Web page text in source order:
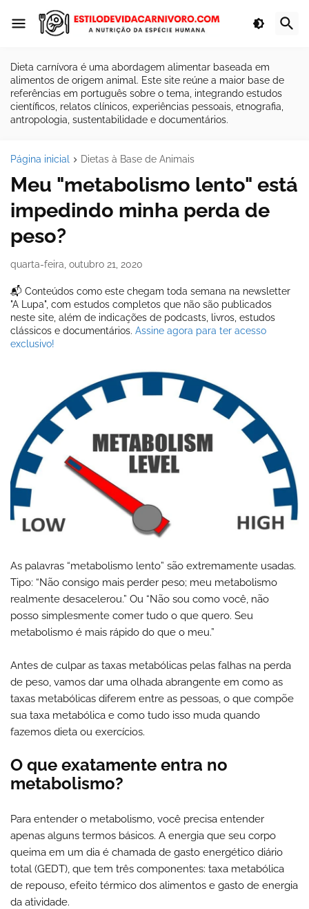
Dieta carnívora é uma abordagem alimentar baseada em
alimentos de origem animal. Este site reúne a maior base de
referências em português sobre o tema, integrando estudos
científicos, relatos clínicos, experiências pessoais, etnografia,
antropologia, sustentabilidade e documentários.
Página inicial Dietas à Base de Animais
Meu "metabolismo lento" está
impedindo minha perda de
peso?
quarta-feira, outubro 21, 2020
📬 Conteúdos como este chegam toda semana na newsletter
"A Lupa", com estudos completos que não são publicados
neste site, além de indicações de podcasts, livros, estudos
clássicos e documentários. Assine agora para ter acesso
exclusivo!
As palavras “metabolismo lento” são extremamente usadas.
Tipo: “Não consigo mais perder peso; meu metabolismo
realmente desacelerou.” Ou “Não sou como você, não
posso simplesmente comer tudo o que quero. Seu
metabolismo é mais rápido do que o meu.”
Antes de culpar as taxas metabólicas pelas falhas na perda
de peso, vamos dar uma olhada abrangente em como as
taxas metabólicas diferem entre as pessoas, o que compõe
sua taxa metabólica e como tudo isso muda quando
fazemos dieta ou exercícios.
O que exatamente entra no
metabolismo?
Para entender o metabolismo, você precisa entender
apenas alguns termos básicos. A energia que seu corpo
queima em um dia é chamada de gasto energético diário
total (GEDT), que tem três componentes: taxa metabólica
de repouso, efeito térmico dos alimentos e gasto de energia
da atividade.